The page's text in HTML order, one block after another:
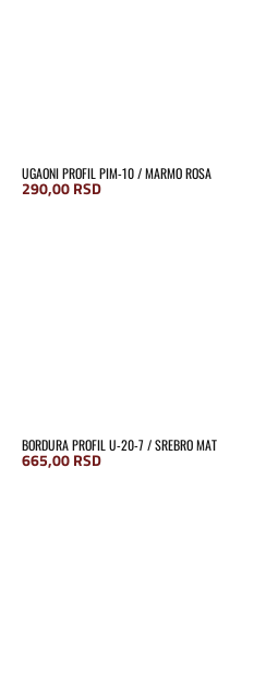
UGAONI PROFIL PIM-10 / MARMO ROSA
290,00RSD
BORDURA PROFIL U-20-7 / SREBRO MAT
665,00RSD